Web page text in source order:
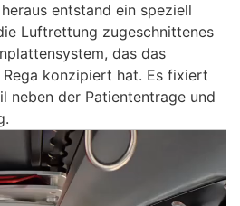
entstand ein speziell
Luftrettung zugeschnittenes
das das
Rega konzipiert hat. Es fixiert
neben der Patiententrage und